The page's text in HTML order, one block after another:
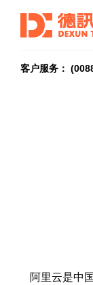
客户服务：
阿里云是中